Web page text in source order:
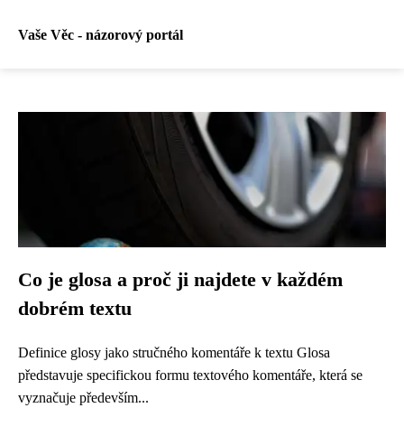
Vaše Věc - názorový portál
Co je glosa a proč ji najdete v každém
dobrém textu
Definice glosy jako stručného komentáře k textu Glosa
představuje specifickou formu textového komentáře, která se
vyznačuje především...